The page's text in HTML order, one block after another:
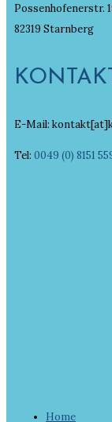
Possenhofenerstr.
82319 Starnberg
E-Mail:
Tel: 0049 (0) 8151
Home